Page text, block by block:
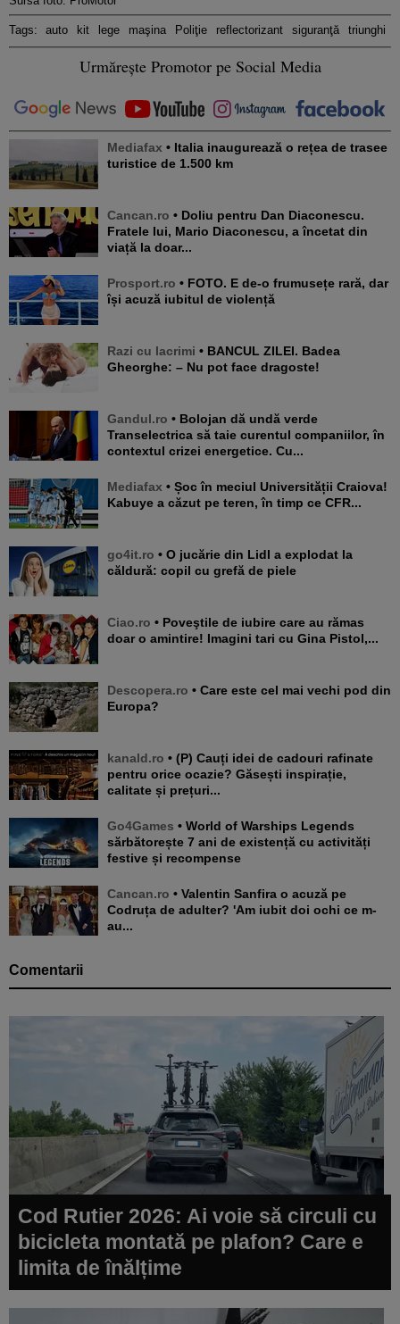
Tags: auto kit lege maşina Poliţie reflectorizant siguranţă triunghi
Urmărește Promotor pe Social Media
Mediafax • Italia inaugurează o rețea de trasee
turistice de 1.500 km
Cancan.ro • Doliu pentru Dan Diaconescu.
Fratele lui, Mario Diaconescu, a încetat din
viață la doar...
Prosport.ro • FOTO. E de-o frumusețe rară, dar
își acuză iubitul de violență
Razi cu lacrimi • BANCUL ZILEI. Badea
Gheorghe: – Nu pot face dragoste!
Gandul.ro • Bolojan dă undă verde
Transelectrica să taie curentul companiilor, în
contextul crizei energetice. Cu...
Mediafax • Șoc în meciul Universității Craiova!
Kabuye a căzut pe teren, în timp ce CFR...
go4it.ro • O jucărie din Lidl a explodat la
căldură: copil cu grefă de piele
Ciao.ro • Poveştile de iubire care au rămas
doar o amintire! Imagini tari cu Gina Pistol,...
Descopera.ro • Care este cel mai vechi pod din
Europa?
kanald.ro • (P) Cauți idei de cadouri rafinate
pentru orice ocazie? Găsești inspirație,
calitate și prețuri...
Go4Games • World of Warships Legends
sărbătorește 7 ani de existență cu activități
festive și recompense
Cancan.ro • Valentin Sanfira o acuză pe
Codruța de adulter? 'Am iubit doi ochi ce m-
au...
Comentarii
Cod Rutier 2026: Ai voie să circuli cu
bicicleta montată pe plafon? Care e
limita de înălțime